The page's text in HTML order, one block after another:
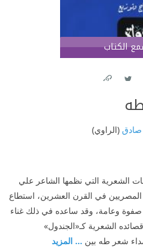
الكتاب
(الراوي)
الشعرية التي نظمها الشاعر علي
في القرن العشرين، استطاع
صفوة وعامة، وقد ساعده في ذلك غناء
الشعرية كـ«الجندول»
شعر طه بين ... المزيد